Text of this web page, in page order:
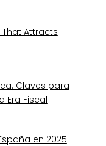
That Attracts
Claves para
Era Fiscal
en 2025